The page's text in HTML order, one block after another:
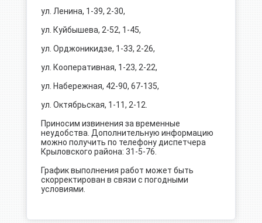
ул. Ленина, 1-39, 2-30,
ул. Куйбышева, 2-52, 1-45,
ул. Орджоникидзе, 1-33, 2-26,
ул. Кооперативная, 1-23, 2-22,
ул. Набережная, 42-90, 67-135,
ул. Октябрьская, 1-11, 2-12.
Приносим извинения за временные
неудобства. Дополнительную информацию
можно получить по телефону диспетчера
Крыловского района: 31-5-76.
График выполнения работ может быть
скорректирован в связи с погодными
условиями.